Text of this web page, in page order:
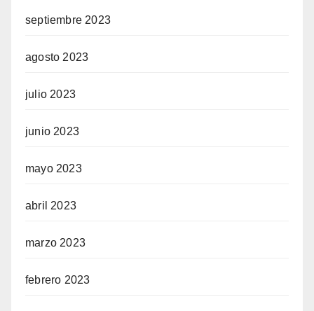
septiembre 2023
agosto 2023
julio 2023
junio 2023
mayo 2023
abril 2023
marzo 2023
febrero 2023